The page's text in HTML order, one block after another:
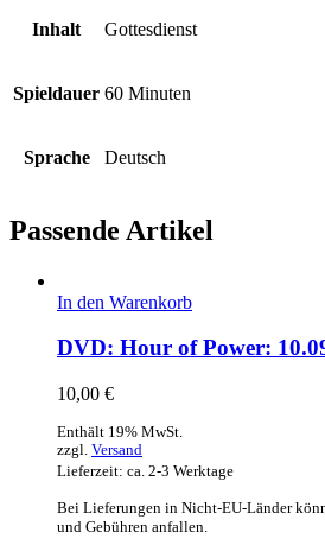
Inhalt Gottesdienst
Spieldauer 60 Minuten
Sprache Deutsch
Passende Artikel
In den Warenkorb
DVD: Hour of Power:
10,00 €
Enthält 19% MwSt.
zzgl. Versand
Lieferzeit: ca. 2-3 Werktage
Bei Lieferungen in Nicht-EU-Länder
und Gebühren anfallen.